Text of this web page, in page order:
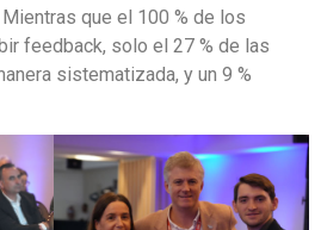
que el 100 % de los
feedback, solo el 27 % de las
sistematizada, y un 9 %